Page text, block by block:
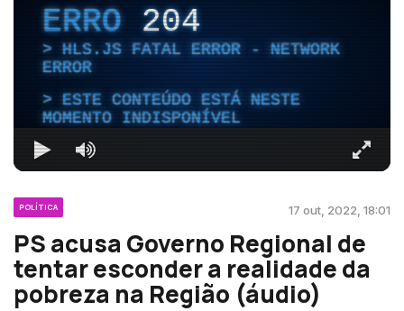
ERRO204
HLS.JS FATAL ERROR - NETWORK
ERROR
ESTE CONTEÚDO ESTÁ NESTE
MOMENTO INDISPONÍVEL
POLÍTICA 17 out, 2022, 18:01
PS acusa Governo Regional de
tentar esconder a realidade da
pobreza na Região (áudio)